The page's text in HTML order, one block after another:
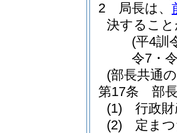
2
局長は、
決するこ
(平4訓
令7・
(部長共通
第17条
部
(1)
行政
(2)
定ま